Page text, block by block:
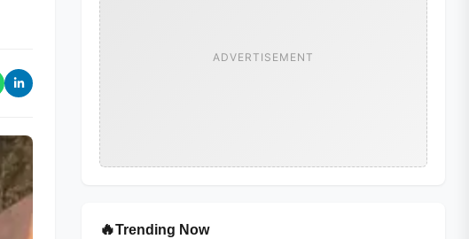
ADVERTISEMENT
🔥Trending Now